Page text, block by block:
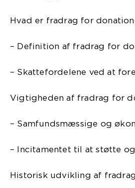
Hvad er fradrag for
– Definition af fradrag for
– Skattefordelene ved at
Vigtigheden af fradrag for
– Samfundsmæssige og
– Incitamentet til at støtte
Historisk udvikling af